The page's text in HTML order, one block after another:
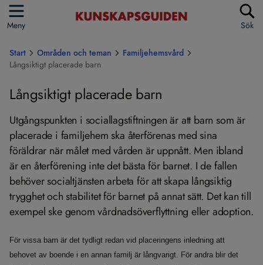
Meny Sök
Start Områden och teman
Familjehemsvård
Långsiktigt placerade barn
Långsiktigt placerade barn
Utgångspunkten i sociallagstiftningen är att barn som är
placerade i familjehem ska återförenas med sina
föräldrar när målet med vården är uppnått. Men ibland
är en återförening inte det bästa för barnet. I de fallen
behöver socialtjänsten arbeta för att skapa långsiktig
trygghet och stabilitet för barnet på annat sätt. Det kan till
exempel ske genom vårdnadsöverflyttning eller adoption.
För vissa barn är det tydligt redan vid placeringens inledning att
behovet av boende i en annan familj är långvarigt. För andra blir det